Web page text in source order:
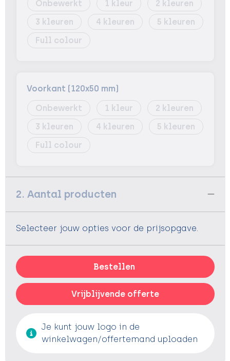
Onbewerkt
1
2
3
4
5
Full colour
Voorkant (120x50 mm)
Onbewerkt
1
2
3
4
5
Full colour
2. Aantal producten
Selecteer jouw opties voor de prijsopgave.
Bestellen
Vrijblijvende offerte
Je kunt jouw logo in de
winkelwagen/offertemand uploaden